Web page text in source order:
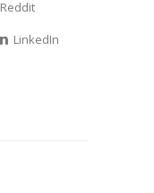
Reddit
LinkedIn